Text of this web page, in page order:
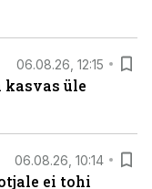
06.08.26, 12:15
üle
06.08.26, 10:14
ei tohi